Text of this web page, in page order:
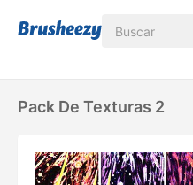
Pack De Texturas 2